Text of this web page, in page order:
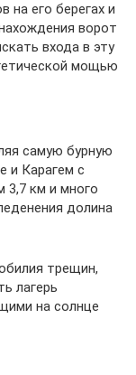
на его берегах и
ворот
входа в эту
мощью
самую бурную
и Карагем с
3,7 км и много
долина
трещин,
лагерь
на солнце